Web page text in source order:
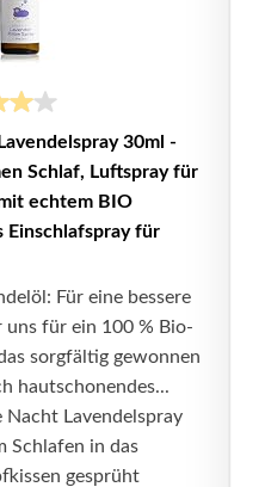
30ml -
Schlaf, Luftspray für
echtem BIO
Einschlafspray für
Für eine bessere
für ein 100 % Bio-
sorgfältig gewonnen
hautschonendes...
Nacht Lavendelspray
Schlafen in das
gesprüht